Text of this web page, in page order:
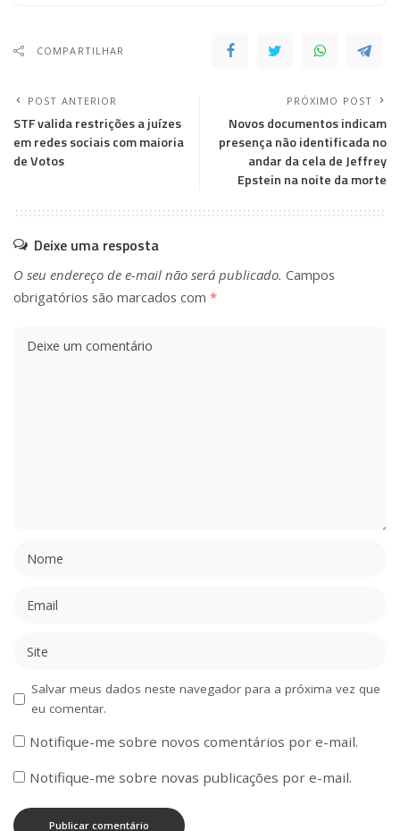
COMPARTILHAR
POST ANTERIOR
STF valida restrições a juízes
em redes sociais com maioria
de Votos
PRÓXIMO POST
Novos documentos indicam
presença não identificada no
andar da cela de Jeffrey
Epstein na noite da morte
Deixe uma resposta
O seu endereço de e-mail não será publicado. Campos
obrigatórios são marcados com *
Salvar meus dados neste navegador para a próxima vez que
eu comentar.
Notifique-me sobre novos comentários por e-mail.
Notifique-me sobre novas publicações por e-mail.